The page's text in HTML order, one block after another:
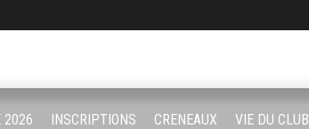
2026 INSCRIPTIONS CRENEAUX VIE DU CLUB